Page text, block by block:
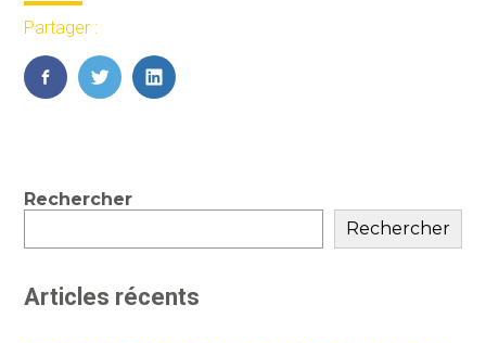
Partager :
FaceBook
TwitterLinkedIn
Blog
Rechercher
Rechercher
Articles récents